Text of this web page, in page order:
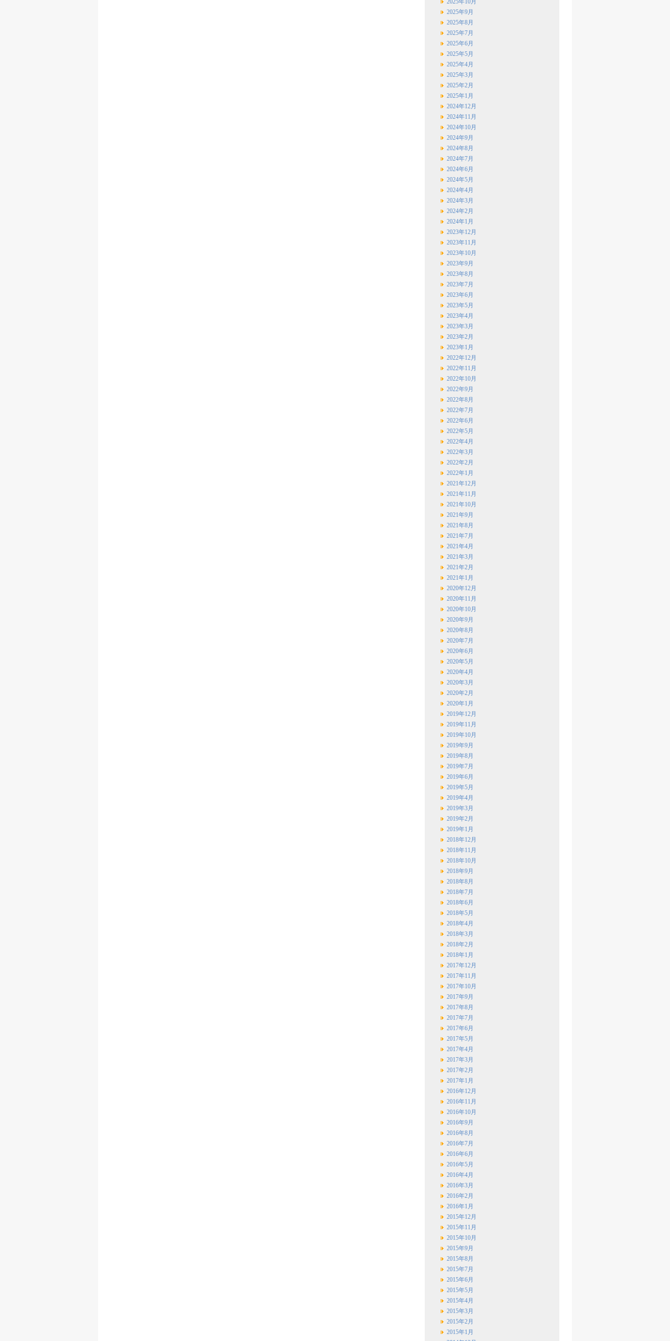
2025年10月
2025年9月
2025年8月
2025年7月
2025年6月
2025年5月
2025年4月
2025年3月
2025年2月
2025年1月
2024年12月
2024年11月
2024年10月
2024年9月
2024年8月
2024年7月
2024年6月
2024年5月
2024年4月
2024年3月
2024年2月
2024年1月
2023年12月
2023年11月
2023年10月
2023年9月
2023年8月
2023年7月
2023年6月
2023年5月
2023年4月
2023年3月
2023年2月
2023年1月
2022年12月
2022年11月
2022年10月
2022年9月
2022年8月
2022年7月
2022年6月
2022年5月
2022年4月
2022年3月
2022年2月
2022年1月
2021年12月
2021年11月
2021年10月
2021年9月
2021年8月
2021年7月
2021年4月
2021年3月
2021年2月
2021年1月
2020年12月
2020年11月
2020年10月
2020年9月
2020年8月
2020年7月
2020年6月
2020年5月
2020年4月
2020年3月
2020年2月
2020年1月
2019年12月
2019年11月
2019年10月
2019年9月
2019年8月
2019年7月
2019年6月
2019年5月
2019年4月
2019年3月
2019年2月
2019年1月
2018年12月
2018年11月
2018年10月
2018年9月
2018年8月
2018年7月
2018年6月
2018年5月
2018年4月
2018年3月
2018年2月
2018年1月
2017年12月
2017年11月
2017年10月
2017年9月
2017年8月
2017年7月
2017年6月
2017年5月
2017年4月
2017年3月
2017年2月
2017年1月
2016年12月
2016年11月
2016年10月
2016年9月
2016年8月
2016年7月
2016年6月
2016年5月
2016年4月
2016年3月
2016年2月
2016年1月
2015年12月
2015年11月
2015年10月
2015年9月
2015年8月
2015年7月
2015年6月
2015年5月
2015年4月
2015年3月
2015年2月
2015年1月